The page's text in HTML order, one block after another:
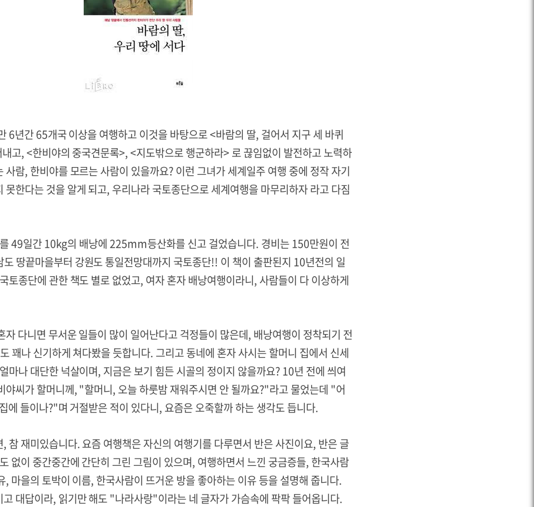
6년간 65개국 이상을 여행하고 이것을 바탕으로 <바람의 딸, 걸어서 지구 세 바퀴
고, <한비야의 중국견문록>, <지도밖으로 행군하라> 로 끊임없이 발전하고 노력하
사람, 한비야를 모르는 사람이 있을까요? 이런 그녀가 세계일주 여행 중에 정작 자기
못한다는 것을 알게 되고, 우리나라 국토종단으로 세계여행을 마무리하자 라고 다짐
49일간 10kg의 배낭에 225mm등산화를 신고 걸었습니다. 경비는 150만원이 전
땅끝마을부터 강원도 통일전망대까지 국토종단!! 이 책이 출판된지 10년전의 일
토종단에 관한 책도 별로 없었고, 여자 혼자 배낭여행이라니, 사람들이 다 이상하게
자 다니면 무서운 일들이 많이 일어난다고 걱정들이 많은데, 배낭여행이 정착되기 전
꽤나 신기하게 쳐다봤을 듯합니다. 그리고 동네에 혼자 사시는 할머니 집에서 신세
마나 대단한 넉살이며, 지금은 보기 힘든 시골의 정이지 않을까요? 10년 전에 씌여
야씨가 할머니께, "할머니, 오늘 하룻밤 재워주시면 안 될까요?"라고 물었는데 "어
에 들이나?"며 거절받은 적이 있다니, 요즘은 오죽할까 하는 생각도 듭니다.
참 재미있습니다. 요즘 여행책은 자신의 여행기를 다루면서 반은 사진이요, 반은 글
없이 중간중간에 간단히 그린 그림이 있으며, 여행하면서 느낀 궁금증들, 한국사람
, 마을의 토박이 이름, 한국사람이 뜨거운 방을 좋아하는 이유 등을 설명해 줍니다.
고 대답이라, 읽기만 해도 "나라사랑"이라는 네 글자가 가슴속에 팍팍 들어옵니다.